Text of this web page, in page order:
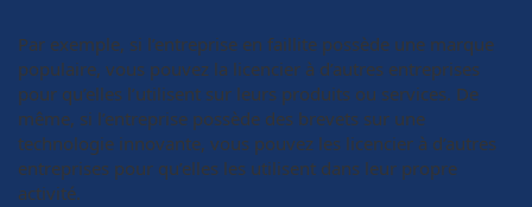
Par exemple, si l’entreprise en faillite possède une marque
populaire, vous pouvez la licencier à d’autres entreprises
pour qu’elles l’utilisent sur leurs produits ou services. De
même, si l’entreprise possède des brevets sur une
technologie innovante, vous pouvez les licencier à d’autres
entreprises pour qu’elles les utilisent dans leur propre
activité.